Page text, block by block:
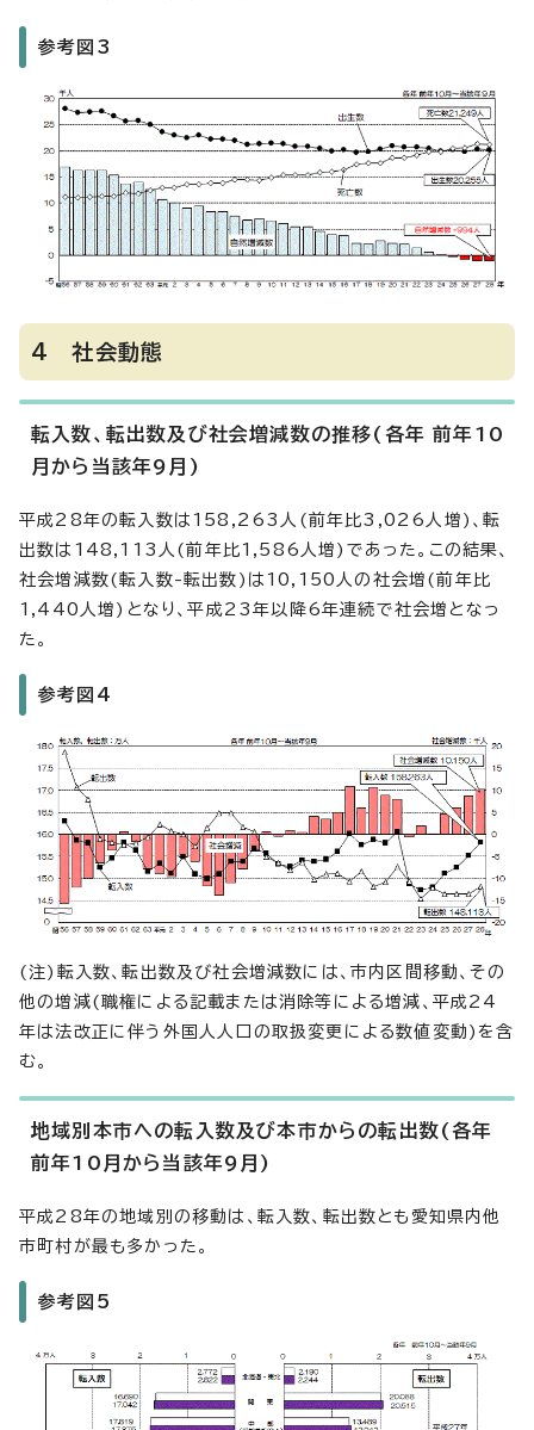
参考図3
4 社会動態
転入数、転出数及び社会増減数の推移(各年 前年10
月から当該年9月)
平成28年の転入数は158,263人(前年比3,026人増)、転
出数は148,113人(前年比1,586人増)であった。この結果、
社会増減数(転入数-転出数)は10,150人の社会増(前年比
1,440人増)となり、平成23年以降6年連続で社会増となっ
た。
参考図4
(注)転入数、転出数及び社会増減数には、市内区間移動、その
他の増減(職権による記載または消除等による増減、平成24
年は法改正に伴う外国人人口の取扱変更による数値変動)を含
む。
地域別本市への転入数及び本市からの転出数(各年
前年10月から当該年9月)
平成28年の地域別の移動は、転入数、転出数とも愛知県内他
市町村が最も多かった。
参考図5